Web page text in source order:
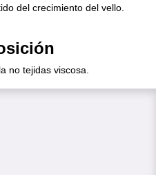
del crecimiento del vello.
no tejidas viscosa.